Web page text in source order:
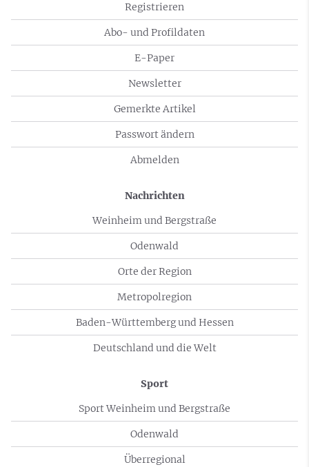
Registrieren
Abo- und Profildaten
E-Paper
Newsletter
Gemerkte Artikel
Passwort ändern
Abmelden
Nachrichten
Weinheim und Bergstraße
Odenwald
Orte der Region
Metropolregion
Baden-Württemberg und Hessen
Deutschland und die Welt
Sport
Sport Weinheim und Bergstraße
Odenwald
Überregional